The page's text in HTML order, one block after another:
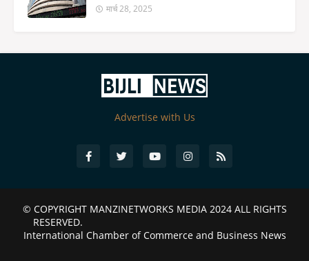
मार्च 28, 2025
Advertise with Us
© COPYRIGHT MANZINETWORKS MEDIA 2024ALL RIGHTS
RESERVED.
International Chamber of Commerce and Business News